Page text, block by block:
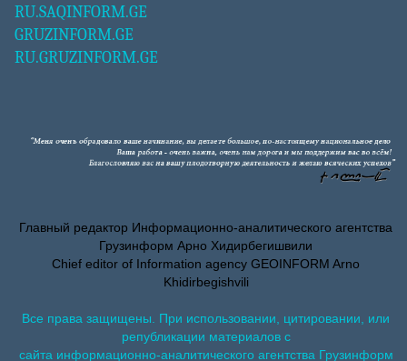
RU.SAQINFORM.GE
GRUZINFORM.GE
RU.GRUZINFORM.GE
Главный редактор Информационно-аналитического агентства
Грузинформ Арно Хидирбегишвили
Chief editor of Information agency GEOINFORM Arno
Khidirbegishvili
Все права защищены. При использовании, цитировании, или
републикации материалов с
сайта информационно-аналитического агентства Грузинформ